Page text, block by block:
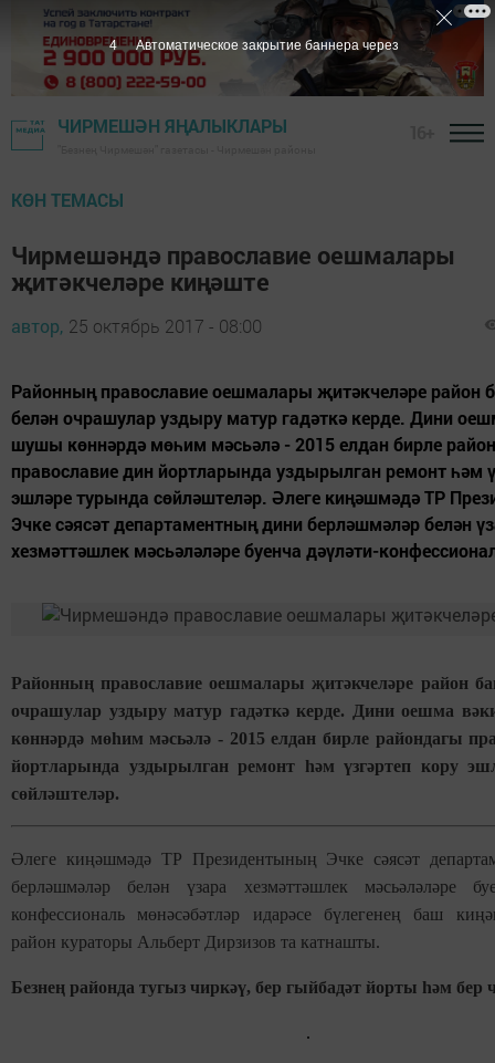
ЧИРМЕШӘН ЯҢАЛЫКЛАРЫ
КӨН ТЕМАСЫ
Чирмешәндә православие оешмалары
җитәкчеләре киңәште
автор, 25 октябрь 2017 - 08:00
Районның православие оешмалары җитәкчеләре район
белән очрашулар уздыру матур гадәткә керде. Дини
шушы көннәрдә мөһим мәсьәлә - 2015 елдан бирле
православие дин йортларында уздырылган ремонт һәм
эшләре турында сөйләштеләр. Әлеге киңәшмәдә ТР
Эчке сәясәт департаментның дини берләшмәләр белән
хезмәттәшлек мәсьәләләре буенча дәүләти-
Районның православие оешмалары җитәкчеләре район
очрашулар уздыру матур гадәткә керде. Дини оешма
көннәрдә мөһим мәсьәлә - 2015 елдан бирле райондагы
йортларында уздырылган ремонт һәм үзгәртеп кору
сөйләштеләр.
Әлеге киңәшмәдә ТР Президентының Эчке сәясәт
берләшмәләр белән үзара хезмәттәшлек мәсьәләләре
конфессиональ мөнәсәбәтләр идарәсе бүлегенең баш
район кураторы Альберт Дирзизов та катнашты.
Безнең районда тугыз чиркәү, бер гыйбадәт йорты һәм бер
3 Автоматическое закрытие баннера через